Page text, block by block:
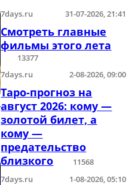
7days.ru 31-07-2026, 21:41
Смотреть главные
фильмы этого лета
13377
7days.ru
2-08-2026, 09:00
Таро-прогноз на
август 2026: кому —
золотой билет, а
кому —
предательство
близкого
11568
7days.ru
1-08-2026, 05:10